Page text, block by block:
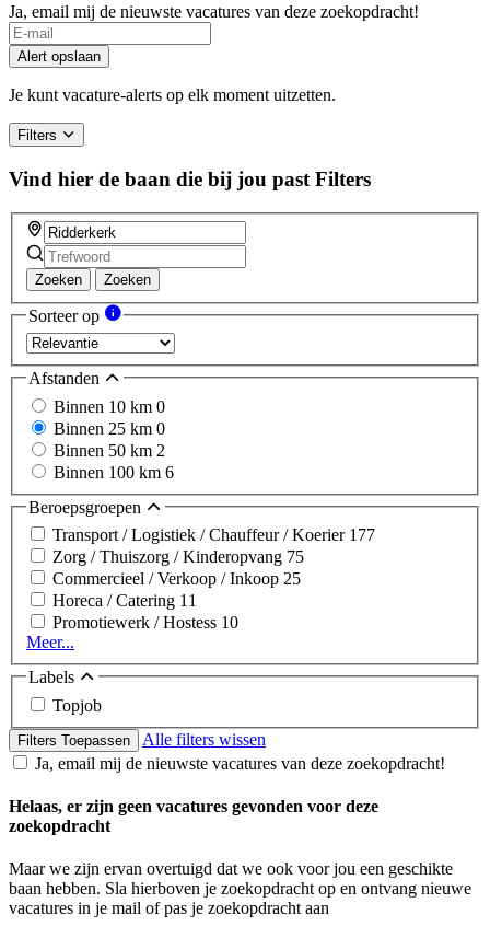
Ja, email mij de nieuwste vacatures van deze zoekopdracht!
Alert opslaan
Je kunt vacature-alerts op elk moment uitzetten.
Filters
Vind hier de baan die bij jou past Filters
Zoeken Zoeken
Sorteer op
Afstanden
Binnen 10 km 0
Binnen 25 km 0
Binnen 50 km 2
Binnen 100 km 6
Beroepsgroepen
Transport / Logistiek / Chauffeur / Koerier 177
Zorg / Thuiszorg / Kinderopvang 75
Commercieel / Verkoop / Inkoop 25
Horeca / Catering 11
Promotiewerk / Hostess 10
Meer...
Labels
Topjob
Filters Toepassen
Alle filters wissen
Ja, email mij de nieuwste vacatures van deze zoekopdracht!
Helaas, er zijn geen vacatures gevonden voor deze
zoekopdracht
Maar we zijn ervan overtuigd dat we ook voor jou een geschikte
baan hebben. Sla hierboven je zoekopdracht op en ontvang nieuwe
vacatures in je mail of pas je zoekopdracht aan